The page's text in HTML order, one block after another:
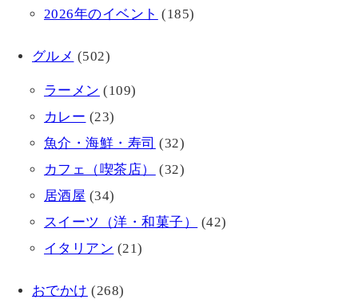
2026年のイベント (185)
グルメ (502)
ラーメン (109)
カレー (23)
魚介・海鮮・寿司 (32)
カフェ（喫茶店）
(32)
居酒屋 (34)
スイーツ（洋・和菓子）
(42)
イタリアン (21)
おでかけ (268)